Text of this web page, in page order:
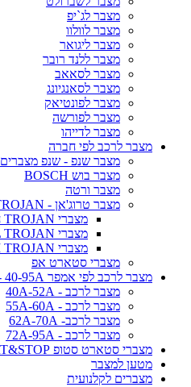
מצבר לג`יפ
מצבר לוולוו
מצבר ליגואר
מצבר ללנד רובר
מצבר לסאאב
מצבר לסאנגיונג
מצבר לפונטיאק
מצבר לפורשה
מצבר לדייהו
מצבר לרכב לפי חברה
מצבר שנפ - שנפ מצברים
מצבר בוש BOSCH
מצבר ורטה
מצבר טרוג'אן - TROJAN
מצברי TROJAN חומצה
מצברי GEL TROJAN
מצברי AGM TROJAN
מצברי סטארט אפ
מצבר לרכב לפי אמפר 40-95A - מחיר מצברים
מצבר לרכב - 40A-52A
מצבר לרכב - 55A-60A
מצבר לרכב- 62A-70A
מצבר לרכב - 72A-95A
מצברי סטארט סטופ START&STOP
מטען למצבר
מצברים לקלנועית